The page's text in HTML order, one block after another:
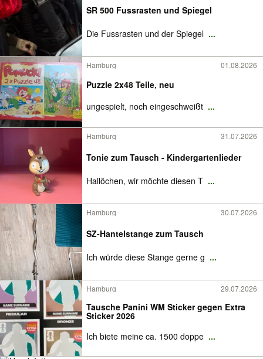
SR 500 Fussrasten und Spiegel
Die Fussrasten und der Spiegel ...
Hamburg 01.08.2026
Puzzle 2x48 Teile, neu
ungespielt, noch eingeschweißt ...
Hamburg 31.07.2026
Tonie zum Tausch - Kindergartenlieder
Hallöchen, wir möchte diesen T ...
Hamburg 30.07.2026
SZ-Hantelstange zum Tausch
Ich würde diese Stange gerne g ...
Hamburg 29.07.2026
Tausche Panini WM Sticker gegen Extra
Sticker 2026
Ich biete meine ca. 1500 doppe ...